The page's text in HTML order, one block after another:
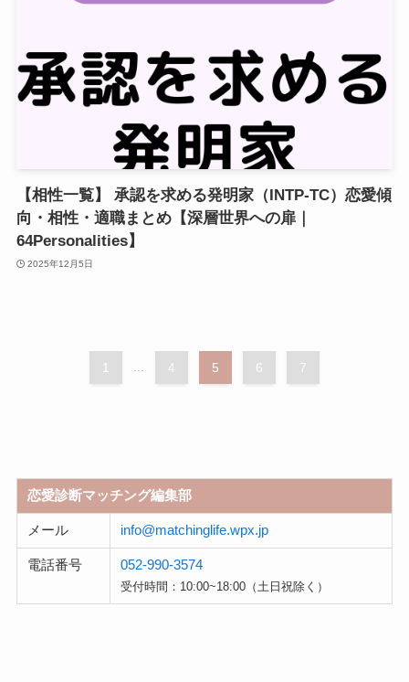
【相性一覧】 承認を求める発明家（INTP-TC）恋愛傾
向・相性・適職まとめ【深層世界への扉｜
64Personalities】
2025年12月5日
1 ... 4 5 6 7
恋愛診断マッチング編集部
メール info@matchinglife.wpx.jp
電話番号 052-990-3574
受付時間：10:00~18:00（土日祝除く）